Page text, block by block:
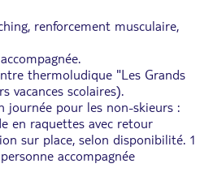
renforcement musculaire,
thermoludique "Les Grands
vacances scolaires).
journée pour les non-skieurs :
en raquettes avec retour
sur place, selon disponibilité. 1
accompagnée